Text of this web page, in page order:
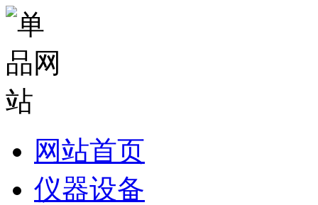
网站首页
仪器设备